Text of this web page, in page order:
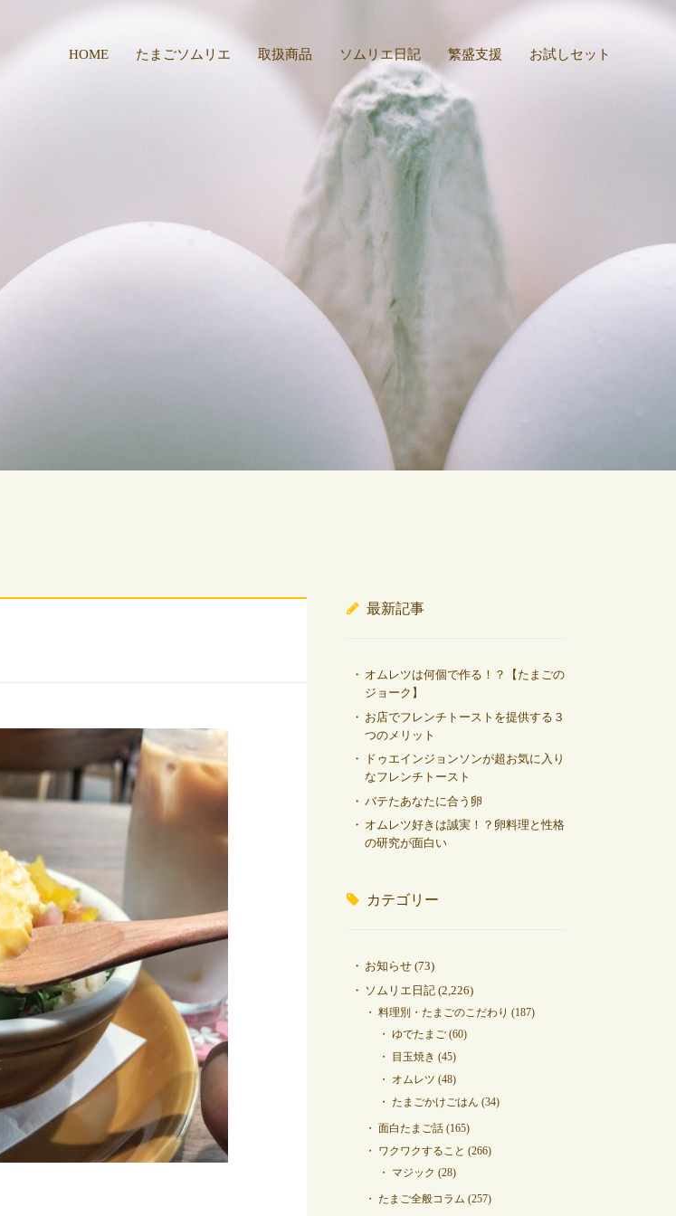
HOME たまごソムリエ 取扱商品 ソムリエ日記 繁盛支援 お試しセット
最新記事
オムレツは何個で作る！？【たまごの
ジョーク】
お店でフレンチトーストを提供する３
つのメリット
ドゥエインジョンソンが超お気に入り
なフレンチトースト
バテたあなたに合う卵
オムレツ好きは誠実！？卵料理と性格
の研究が面白い
カテゴリー
お知らせ (73)
ソムリエ日記 (2,226)
料理別・たまごのこだわり (187)
ゆでたまご (60)
目玉焼き (45)
オムレツ (48)
たまごかけごはん (34)
面白たまご話 (165)
ワクワクすること (266)
マジック (28)
たまご全般コラム (257)